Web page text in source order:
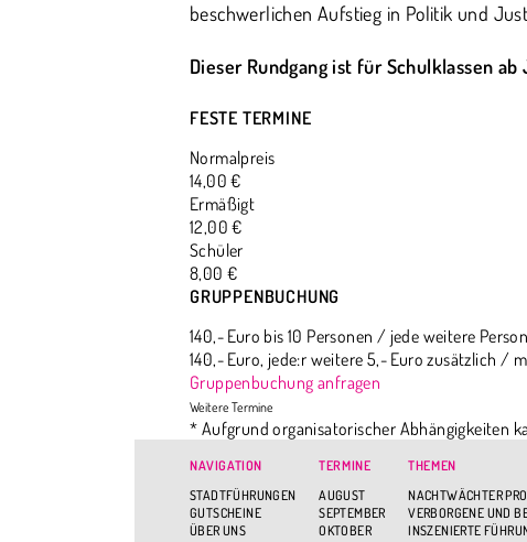
beschwerlichen Aufstieg in Politik und
Dieser Rundgang ist für Schulklassen
FESTE TERMINE
Normalpreis
14,00 €
Ermäßigt
12,00 €
Schüler
8,00 €
GRUPPENBUCHUNG
140,- Euro bis 10 Personen / jede weitere
140,- Euro, jede:r weitere 5,- Euro zusätzlich /
Gruppenbuchung anfragen
* Aufgrund organisatorischer Abhängigkeiten
NAVIGATION
STADTFÜHRUNGEN
GUTSCHEINE
ÜBER UNS
TERMINE
AUGUST
SEPTEMBER
OKTOBER
THEMEN
NACHTWÄCHTER
VERBORGENE UND
INSZENIERTE